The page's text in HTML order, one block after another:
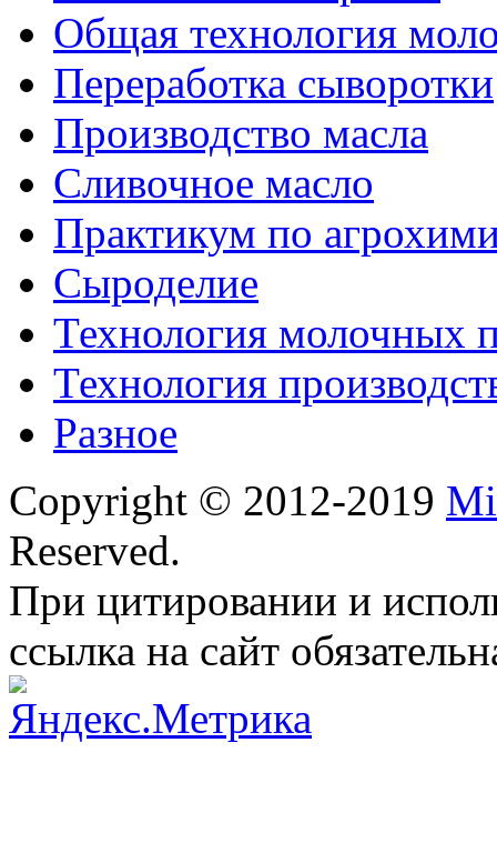
Общая технология
Переработка сыворотки
Производство масла
Сливочное масло
Практикум по
Сыроделие
Технология молочных
Технология
Разное
Copyright © 2012-2019
Reserved.
При цитировании и
ссылка на сайт